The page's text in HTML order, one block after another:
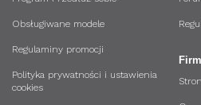
Obsługiwane modele
Regulaminy promocji
Polityka prywatności i ustawienia
cookies